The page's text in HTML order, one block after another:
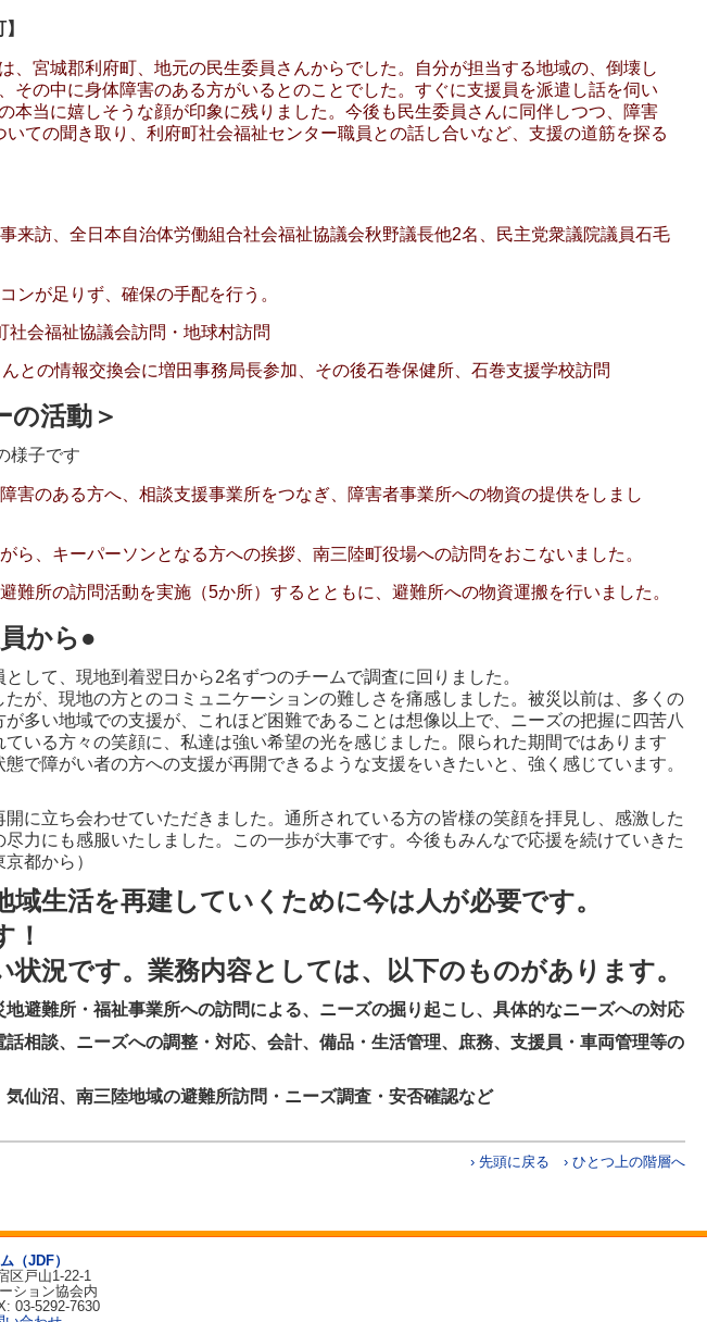
、宮城郡利府町、地元の民生委員さんからでした。自分が担当する地域の、倒壊し
その中に身体障害のある方がいるとのことでした。すぐに支援員を派遣し話を伺い
本当に嬉しそうな顔が印象に残りました。今後も民生委員さんに同伴しつつ、障害
ての聞き取り、利府町社会福祉センター職員との話し合いなど、支援の道筋を探る
訪、全日本自治体労働組合社会福祉協議会秋野議長他2名、民主党衆議院議員石毛
が足りず、確保の手配を行う。
会福祉協議会訪問・地球村訪問
との情報交換会に増田事務局長参加、その後石巻保健所、石巻支援学校訪問
の活動＞
様子です
のある方へ、相談支援事業所をつなぎ、障害者事業所への物資の提供をしまし
、キーパーソンとなる方への挨拶、南三陸町役場への訪問をおこないました。
所の訪問活動を実施（5か所）するとともに、避難所への物資運搬を行いました。
から●
して、現地到着翌日から2名ずつのチームで調査に回りました。
が、現地の方とのコミュニケーションの難しさを痛感しました。被災以前は、多くの
多い地域での支援が、これほど困難であることは想像以上で、ニーズの把握に四苦八
いる方々の笑顔に、私達は強い希望の光を感じました。限られた期間ではあります
で障がい者の方への支援が再開できるような支援をいきたいと、強く感じています。
に立ち会わせていただきました。通所されている方の皆様の笑顔を拝見し、感激した
力にも感服いたしました。この一歩が大事です。今後もみんなで応援を続けていきた
都から）
生活を再建していくために今は人が必要です。
！
況です。業務内容としては、以下のものがあります。
避難所・福祉事業所への訪問による、ニーズの掘り起こし、具体的なニーズへの対応
相談、ニーズへの調整・対応、会計、備品・生活管理、庶務、支援員・車両管理等の
仙沼、南三陸地域の避難所訪問・ニーズ調査・安否確認など
› 先頭に戻る › ひとつ上の階層へ
（JDF）
区戸山1-22-1
ション協会内
03-5292-7630